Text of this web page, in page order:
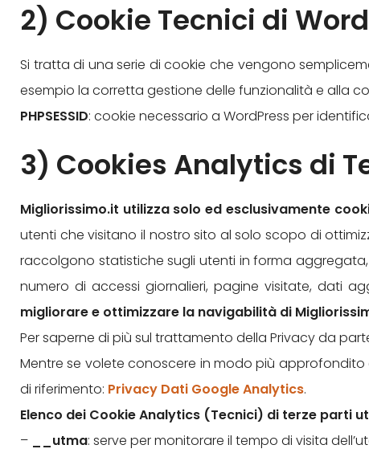
2) Cookie Tecnici di
Si tratta di una serie di cookie che vengono
esempio la corretta gestione delle funzionalità e alla
PHPSESSID: cookie necessario a WordPress per
3) Cookies Analytics di
Migliorissimo.it utilizza solo ed esclusivamente
utenti che visitano il nostro sito al solo scopo di
raccolgono statistiche sugli utenti in forma
numero di accessi giornalieri, pagine visitate, dati
migliorare e ottimizzare la navigabilità di
Per saperne di più sul trattamento della Privacy da
Mentre se volete conoscere in modo più
di riferimento: Privacy Dati Google Analytics.
Elenco dei Cookie Analytics (Tecnici) di terze parti
–
__utma: serve per monitorare il tempo di visita